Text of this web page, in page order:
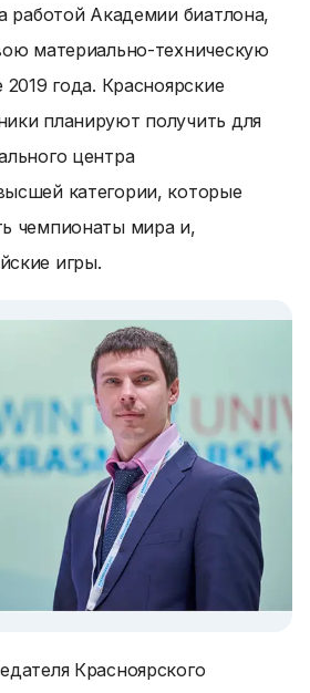
работой Академии биатлона,
материально-техническую
года. Красноярские
планируют получить для
центра
категории, которые
чемпионаты мира и,
игры.
Красноярского